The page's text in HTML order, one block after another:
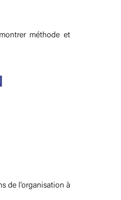
méthode et
de l’organisation à